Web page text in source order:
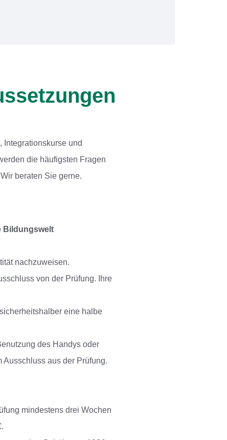
Integrationskurse und
die häufigsten Fragen
beraten Sie gerne.
Bildungswelt
nachzuweisen.
von der Prüfung. Ihre
eine halbe
des Handys oder
aus der Prüfung.
mindestens drei Wochen